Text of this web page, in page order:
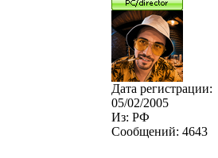
Дата регистрации:
05/02/2005
Из: РФ
Сообщений: 4643